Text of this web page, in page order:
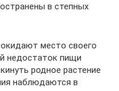
в степных
место своего
недостаток пищи
родное растение
наблюдаются в